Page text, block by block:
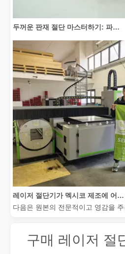
구매 레이저 절